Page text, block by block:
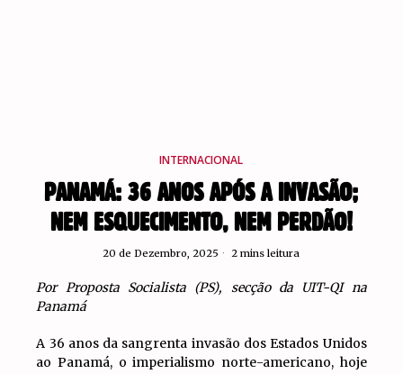
INTERNACIONAL
PANAMÁ: 36 ANOS APÓS A INVASÃO;
NEM ESQUECIMENTO, NEM PERDÃO!
20 de Dezembro, 2025 2 mins leitura
Por Proposta Socialista (PS), secção da UIT-QI na
Panamá
A 36 anos da sangrenta invasão dos Estados Unidos
ao Panamá, o imperialismo norte-americano, hoje